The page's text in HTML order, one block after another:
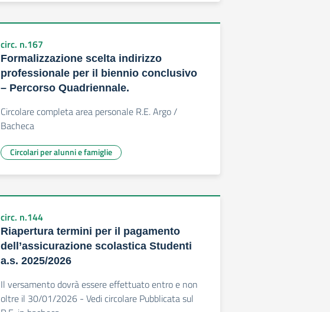
circ. n.167
Formalizzazione scelta indirizzo
professionale per il biennio conclusivo
– Percorso Quadriennale.
Circolare completa area personale R.E. Argo /
Bacheca
Circolari per alunni e famiglie
circ. n.144
Riapertura termini per il pagamento
dell’assicurazione scolastica Studenti
a.s. 2025/2026
Il versamento dovrà essere effettuato entro e non
oltre il 30/01/2026 - Vedi circolare Pubblicata sul